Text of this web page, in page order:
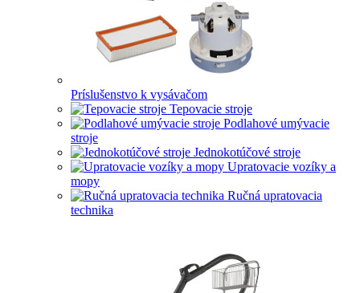
Príslušenstvo k vysávačom
Tepovacie stroje
Podlahové umývacie
stroje
Jednokotúčové stroje
Upratovacie vozíky a
mopy
Ručná upratovacia
technika